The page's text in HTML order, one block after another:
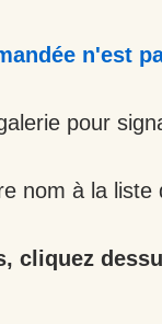
n'est
pour
nom à la liste
cliquez